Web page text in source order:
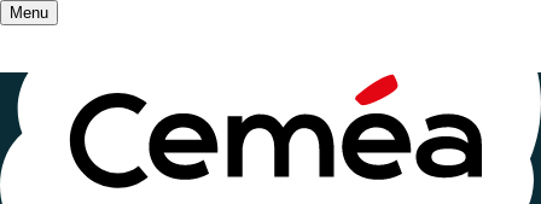
Menu
Accueil/
Les champs d'action
Culture et pratiques artistiques
Jeu dramatique au festival d’Avignon